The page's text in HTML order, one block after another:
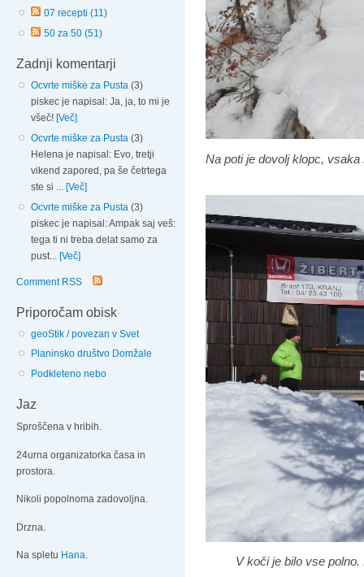
07 recepti (11)
50 za 50 (51)
Zadnji komentarji
Ocvrte miške za Pusta (3)
piskec je napisal: Ja, ja, to mi je
všeč! [Več]
Ocvrte miške za Pusta (3)
Helena je napisal: Evo, tretji
vikend zapored, pa še četrtega
ste si ... [Več]
Ocvrte miške za Pusta (3)
piskec je napisal: Ampak saj veš:
tega ti ni treba delat samo za
pust... [Več]
Comment RSS
Priporočam obisk
geoStik / povezan v Svet
Planinsko društvo Domžale
Podkleteno nebo
Jaz
Sproščena v hribih.
24urna organizatorka časa in
prostora.
Nikoli popolnoma zadovoljna.
Drzna.
Na spletu Hana.
Na poti je dovolj klopc,
V koči je bilo vse